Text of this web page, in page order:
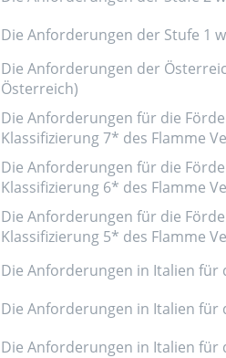
Die Anforderungen der Stufe 1
Die Anforderungen der
Österreich)
Die Anforderungen für die
Klassifizierung 7* des Flamme
Die Anforderungen für die
Klassifizierung 6* des Flamme
Die Anforderungen für die
Klassifizierung 5* des Flamme
Die Anforderungen in Italien für
Die Anforderungen in Italien für
Die Anforderungen in Italien für